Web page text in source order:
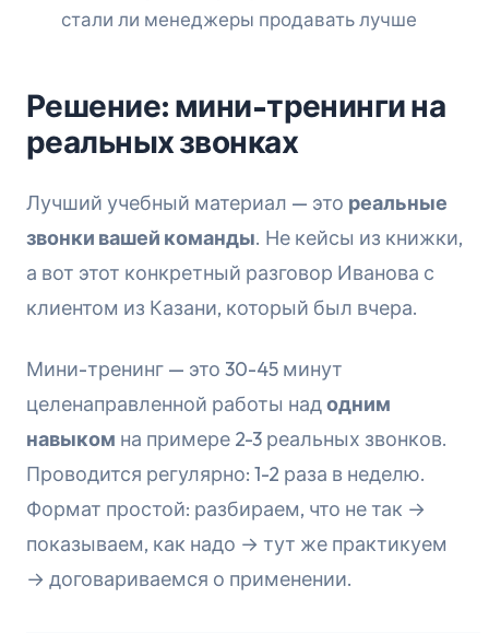
стали ли менеджеры продавать лучше
Решение: мини-тренинги на
реальных звонках
Лучший учебный материал — это реальные
звонки вашей команды. Не кейсы из книжки,
а вот этот конкретный разговор Иванова с
клиентом из Казани, который был вчера.
Мини-тренинг — это 30-45 минут
целенаправленной работы надодним
навыком на примере 2-3 реальных звонков.
Проводится регулярно: 1-2 раза в неделю.
Формат простой: разбираем, что не так →
показываем, как надо → тут же практикуем
→ договариваемся о применении.